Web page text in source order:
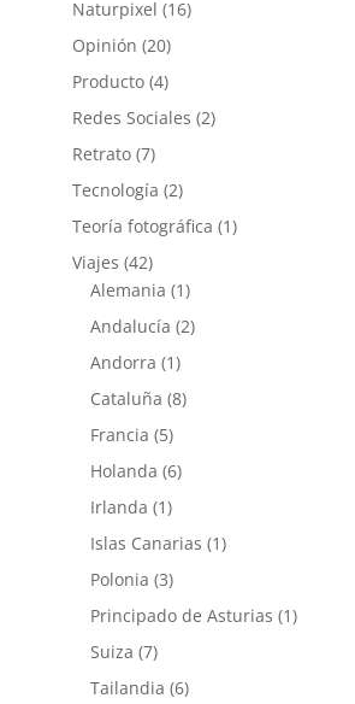
Naturpixel (16)
Opinión (20)
Producto(4)
Redes Sociales (2)
Retrato(7)
Tecnología (2)
Teoría fotográfica (1)
Viajes (42)
Alemania (1)
Andalucía (2)
Andorra (1)
Cataluña (8)
Francia (5)
Holanda (6)
Irlanda (1)
Islas Canarias (1)
Polonia (3)
Principado de Asturias (1)
Suiza (7)
Tailandia (6)